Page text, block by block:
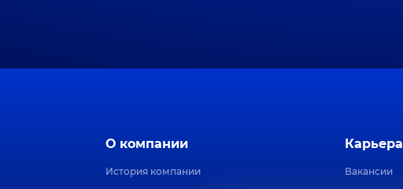
О компании
История компании
Карьера
Вакансии